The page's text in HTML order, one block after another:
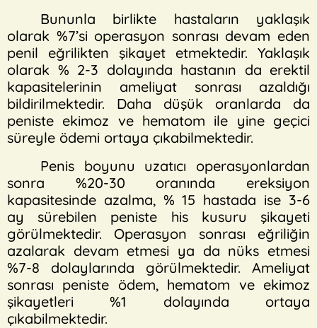
Bununla birlikte hastaların yaklaşık
olarak %7’si operasyon sonrası devam eden
penil eğrilikten şikayet etmektedir. Yaklaşık
olarak % 2-3 dolayında hastanın da erektil
kapasitelerinin ameliyat sonrası azaldığı
bildirilmektedir. Daha düşük oranlarda da
peniste ekimoz ve hematom ile yine geçici
süreyle ödemi ortaya çıkabilmektedir.
Penis boyunu uzatıcı operasyonlardan
sonra %20-30 oranında ereksiyon
kapasitesinde azalma, % 15 hastada ise 3-6
ay sürebilen peniste his kusuru şikayeti
görülmektedir. Operasyon sonrası eğriliğin
azalarak devam etmesi ya da nüks etmesi
%7-8 dolaylarında görülmektedir. Ameliyat
sonrası peniste ödem, hematom ve ekimoz
şikayetleri %1 dolayında ortaya
çıkabilmektedir.